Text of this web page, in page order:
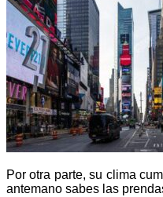
Por otra parte, su clima
antemano sabes las